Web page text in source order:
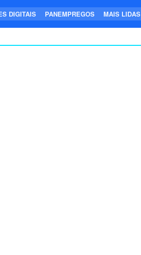
DIGITAIS PANEMPREGOS MAIS LIDAS